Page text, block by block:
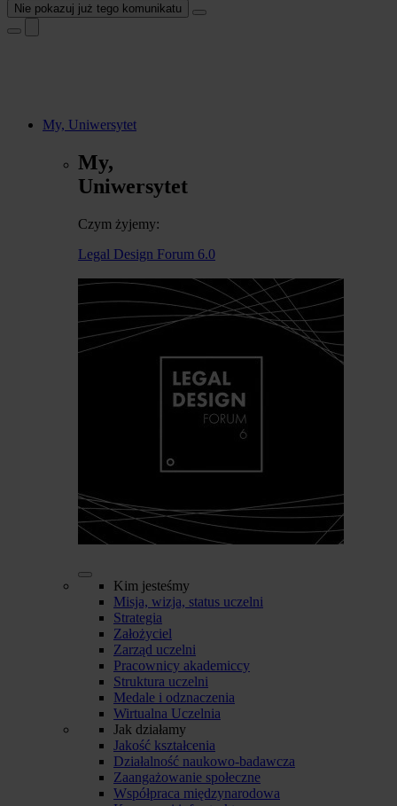
Nie pokazuj już tego komunikatu
My, Uniwersytet
My,
Uniwersytet
Czym żyjemy:
Legal Design Forum 6.0
Kim jesteśmy
Misja, wizja, status uczelni
Strategia
Założyciel
Zarząd uczelni
Pracownicy akademiccy
Struktura uczelni
Medale i odznaczenia
Wirtualna Uczelnia
Jak działamy
Jakość kształcenia
Działalność naukowo-badawcza
Zaangażowanie społeczne
Współpraca międzynarodowa